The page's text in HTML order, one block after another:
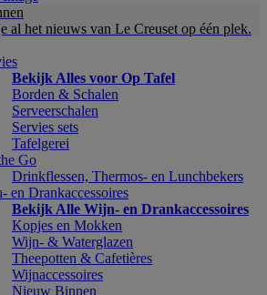
al het nieuws van Le Creuset op één plek.
Bekijk Alles voor Op Tafel
Borden & Schalen
Serveerschalen
Servies sets
Tafelgerei
Go
Drinkflessen, Thermos- en Lunchbekers
en Drankaccessoires
Bekijk Alle Wijn- en Drankaccessoires
Kopjes en Mokken
Wijn- & Waterglazen
Theepotten & Cafetières
Wijnaccessoires
Nieuw Binnen